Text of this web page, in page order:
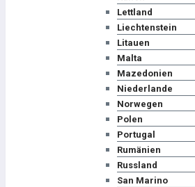
Lettland
Liechtenstein
Litauen
Malta
Mazedonien
Niederlande
Norwegen
Polen
Portugal
Rumänien
Russland
San Marino